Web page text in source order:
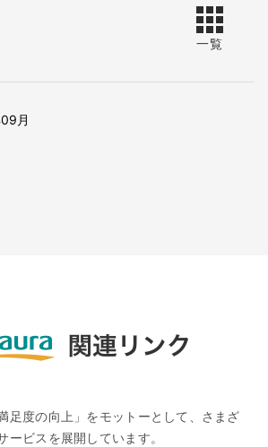
一覧
月
足度の向上」をモットーとして、さまざ
ービスを展開しています。